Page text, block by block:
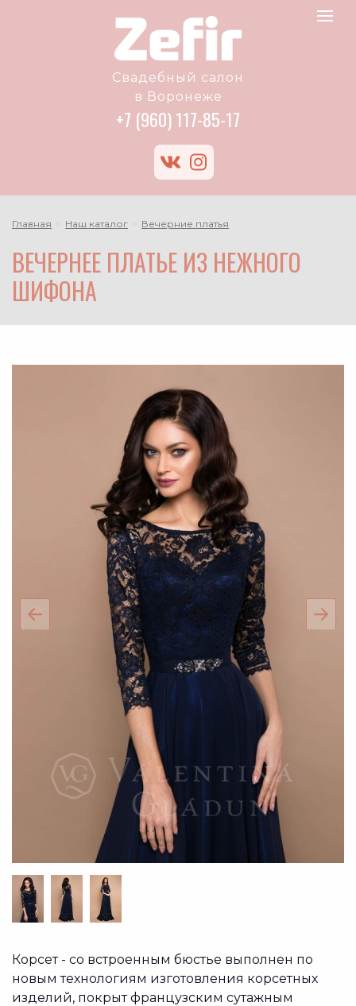
Zefir
logo
Свадебный салон
в Воронеже
+7 (960) 117-85-17
vk instagram
Toggle
Главная Наш каталог Вечерние платья
ВЕЧЕРНЕЕ ПЛАТЬЕ ИЗ НЕЖНОГО
ШИФОНА
Корсет - со встроенным бюстье выполнен по
новым технологиям изготовления корсетных
изделий, покрыт французским сутажным